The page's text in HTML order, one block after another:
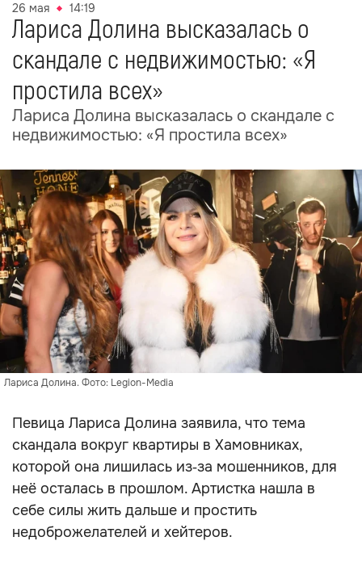
26 мая 14:19
Лариса Долина высказалась о
скандале с недвижимостью: «Я
простила всех»
Лариса Долина высказалась о скандале с
недвижимостью: «Я простила всех»
Лариса Долина. Фото: Legion-Media
Певица Лариса Долина заявила, что тема
скандала вокруг квартиры в Хамовниках,
которой она лишилась из‑за мошенников, для
неё осталась в прошлом. Артистка нашла в
себе силы жить дальше и простить
недоброжелателей и хейтеров.